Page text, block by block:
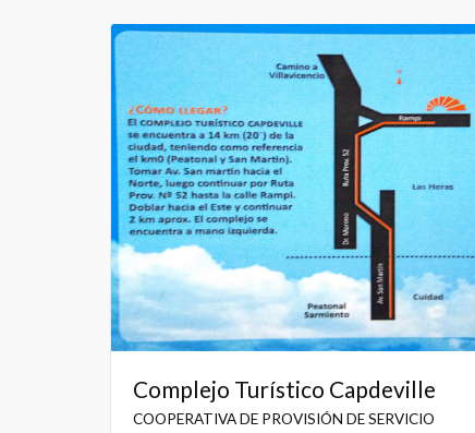
Complejo Turístico Capdeville
COOPERATIVA DE PROVISIÓN DE SERVICIO